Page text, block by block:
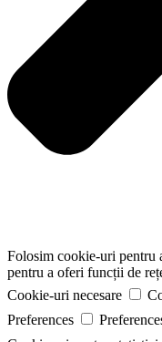
Folosim cookie-uri pentru
pentru a oferi funcții de
Cookie-uri necesare
Preferences